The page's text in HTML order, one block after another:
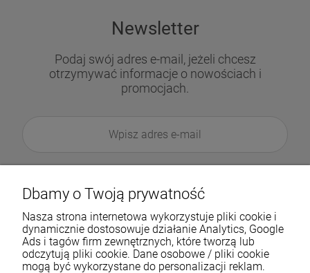
Newsletter
Podaj swój adres e-mail, jeżeli chcesz
otrzymywać informacje o nowościach i
promocjach.
Dbamy o Twoją prywatność
Nasza strona internetowa wykorzystuje pliki cookie i
dynamicznie dostosowuje działanie Analytics, Google
Ads i tagów firm zewnętrznych, które tworzą lub
odczytują pliki cookie. Dane osobowe / pliki cookie
mogą być wykorzystane do personalizacji reklam.